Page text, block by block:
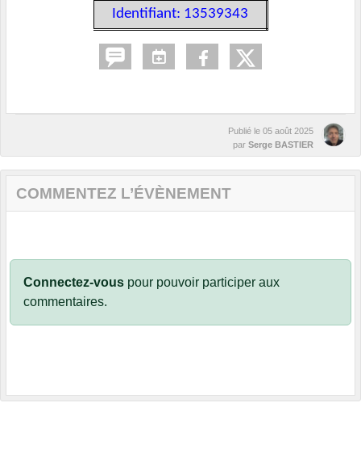
Identifiant: 13539343
Publié le 05 août 2025
par Serge BASTIER
COMMENTEZ L’ÉVÈNEMENT
Connectez-vous pour pouvoir participer aux
commentaires.